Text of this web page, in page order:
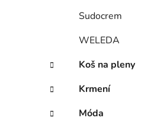
Sudocrem
WELEDA
Koš na pleny
Krmení
Móda